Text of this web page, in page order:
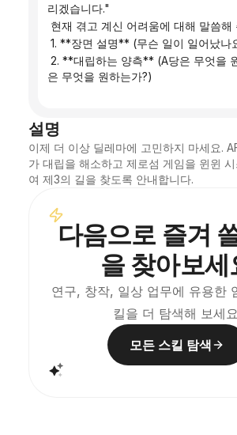
리겠습니다."
현재 겪고 계신 어려움에 대해 말씀해
1. **장면 설명** (무슨 일이 일어났나
은 무엇을 원하는가?)
설명
이제 더 이상 딜레마에 고민하지 마세요.
가 대립을 해소하고 제로섬 게임을 윈윈
여 제3의 길을 찾도록 안내합니다.
다음으로 즐겨
을 찾아보세
연구, 창작, 일상 업무에 유용한
킬을 더 탐색해 보세
모든 스킬 탐색